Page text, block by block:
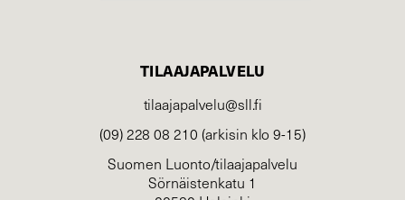
TILAAJAPALVELU
tilaajapalvelu@sll.fi
(09) 228 08 210 (arkisin klo 9-15)
Suomen Luonto/tilaajapalvelu
Sörnäistenkatu 1